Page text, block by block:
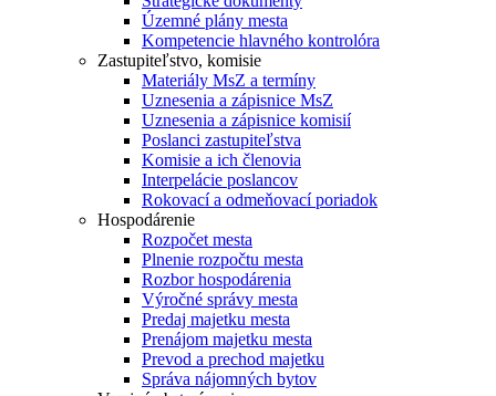
Územné plány mesta
Kompetencie hlavného kontrolóra
Zastupiteľstvo, komisie
Materiály MsZ a termíny
Uznesenia a zápisnice MsZ
Uznesenia a zápisnice komisií
Poslanci zastupiteľstva
Komisie a ich členovia
Interpelácie poslancov
Rokovací a odmeňovací poriadok
Hospodárenie
Rozpočet mesta
Plnenie rozpočtu mesta
Rozbor hospodárenia
Výročné správy mesta
Predaj majetku mesta
Prenájom majetku mesta
Prevod a prechod majetku
Správa nájomných bytov